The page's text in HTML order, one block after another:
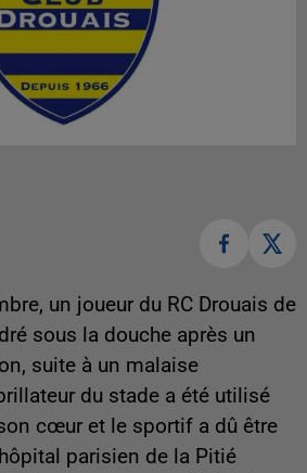
un joueur du RC Drouais de
sous la douche après un
suite à un malaise
du stade a été utilisé
cœur et le sportif a dû être
parisien de la Pitié